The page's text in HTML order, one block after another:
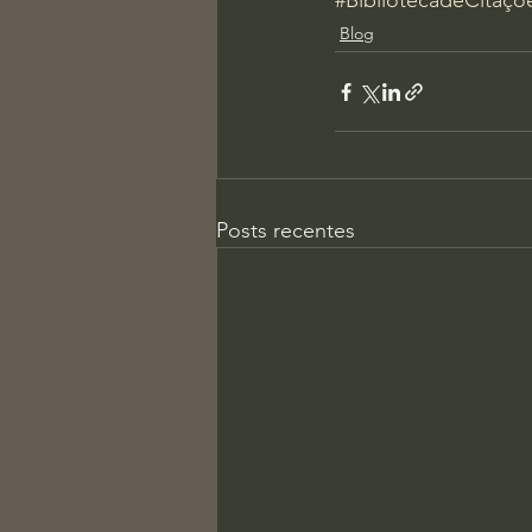
Blog
Posts recentes